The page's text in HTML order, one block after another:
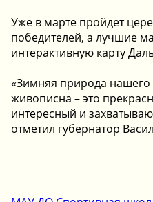
Уже в марте пройдет
победителей, а лучшие
интерактивную карту
«Зимняя природа
живописна – это
интересный и
отметил губернатор